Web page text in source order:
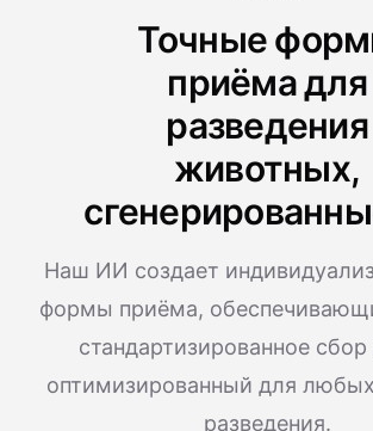
Точные
приёма для
разведения
животных,
Наш ИИ создает
формы приёма,
стандартизированное
оптимизированный для
разведения.